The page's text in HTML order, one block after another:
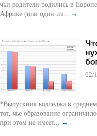
чьи родители родились в
Африке (или один из... →
02/
*Выпускник колледжа в
тот, чье образование
при этом не имеет... →